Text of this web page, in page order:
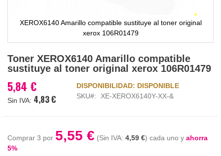
XEROX6140 Amarillo compatible sustituye al toner original
xerox 106R01479
al
comienzo
la
galería
Toner XEROX6140 Amarillo compatible
sustituye al toner original xerox 106R01479
5,84 €
4,83 €
DISPONIBILIDAD: DISPONIBLE
SKU
XE-XEROX6140Y-XX-&
Comprar 3 por 5,55 € 4,59 € cada uno y ahorra
5%